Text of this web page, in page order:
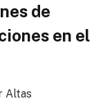
de
en el
Altas